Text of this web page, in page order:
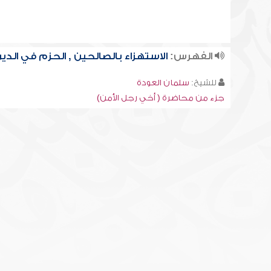
الفهرس:الاستهزاء بالصالحين , الحزم في
للشيخ: سلمان العودة
جزء من محاضرة ( أخي رجل الأمن)